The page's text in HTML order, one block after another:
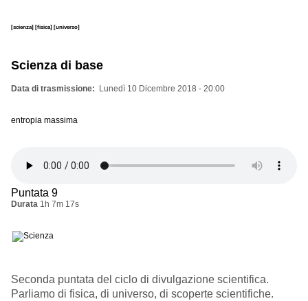
[scienza] [fisica] [universo]
Scienza di base
Data di trasmissione Lunedì 10 Dicembre 2018 - 20:00
entropia massima
Puntata 9
Durata 1h 7m 17s
Seconda puntata del ciclo di divulgazione scientifica.
Parliamo di fisica, di universo, di scoperte scientifiche.